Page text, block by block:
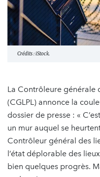
Crédits : iStock.
La Contrôleure générale
(CGLPL) annonce la
dossier de presse : «
un mur auquel se
Contrôleur général des
l’état déplorable des
bien quelques progrès.